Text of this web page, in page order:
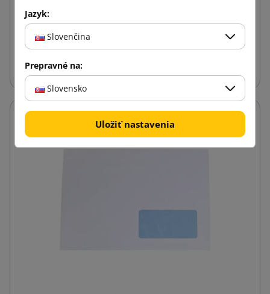
od 0,05 € s DPH
Jazyk:
Slovenčina
Prepravné na:
Slovensko
Uložiť nastavenia